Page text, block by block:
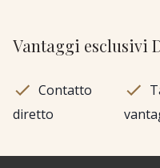
Vantaggi esclusivi
Contatto
diretto